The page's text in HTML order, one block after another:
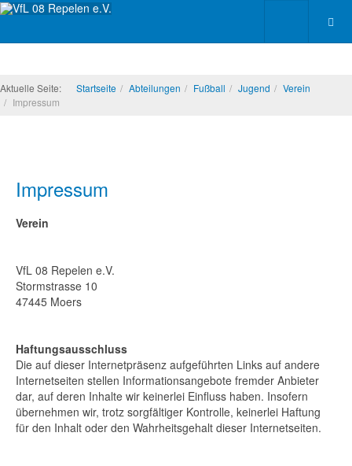
Aktuelle Seite: Startseite Abteilungen Fußball Jugend
Verein
Impressum
Impressum
Verein
VfL 08 Repelen e.V.
Stormstrasse 10
47445 Moers
Haftungsausschluss
Die auf dieser Internetpräsenz aufgeführten Links auf andere
Internetseiten stellen Informationsangebote fremder Anbieter
dar, auf deren Inhalte wir keinerlei Einfluss haben. Insofern
übernehmen wir, trotz sorgfältiger Kontrolle, keinerlei Haftung
für den Inhalt oder den Wahrheitsgehalt dieser Internetseiten.